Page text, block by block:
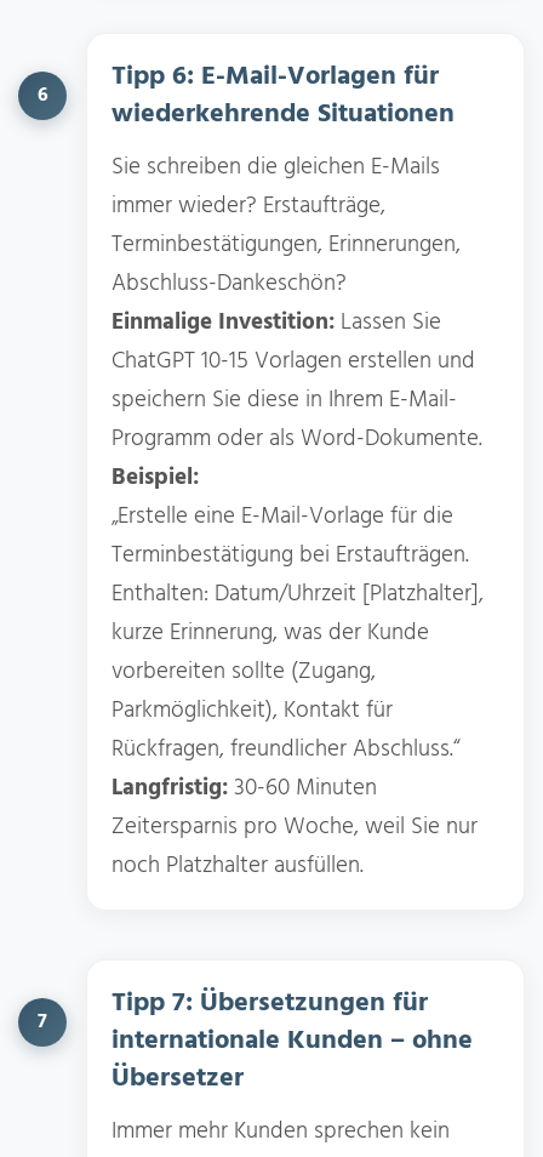
6
Tipp 6: E-Mail-Vorlagen für
wiederkehrende Situationen
Sie schreiben die gleichen E-Mails
immer wieder? Erstaufträge,
Terminbestätigungen, Erinnerungen,
Abschluss-Dankeschön?
Einmalige Investition: Lassen Sie
ChatGPT 10-15 Vorlagen erstellen und
speichern Sie diese in Ihrem E-Mail-
Programm oder als Word-Dokumente.
Beispiel:
„Erstelle eine E-Mail-Vorlage für die
Terminbestätigung bei Erstaufträgen.
Enthalten: Datum/Uhrzeit [Platzhalter],
kurze Erinnerung, was der Kunde
vorbereiten sollte (Zugang,
Parkmöglichkeit), Kontakt für
Rückfragen, freundlicher Abschluss.“
Langfristig:30-60 Minuten
Zeitersparnis pro Woche, weil Sie nur
noch Platzhalter ausfüllen.
7
Tipp 7: Übersetzungen für
internationale Kunden – ohne
Übersetzer
Immer mehr Kunden sprechen kein